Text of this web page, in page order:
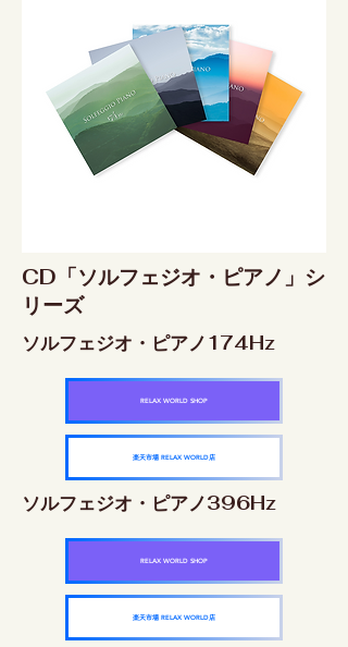
CD「ソルフェジオ・ピアノ」シ
リーズ
ソルフェジオ・ピアノ174Hz
RELAX WORLD SHOP
楽天市場 RELAX WORLD店
ソルフェジオ・ピアノ396Hz
RELAX WORLD SHOP
楽天市場 RELAX WORLD店